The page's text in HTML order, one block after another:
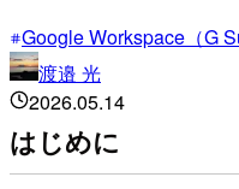
Google Workspace（G
渡邉 光
2026.05.14
はじめに